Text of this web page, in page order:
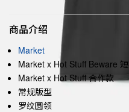
商品介绍
Market
Market x Hot Stuff Beware
Market x Hot Stuff 合作款
常规版型
罗纹圆领